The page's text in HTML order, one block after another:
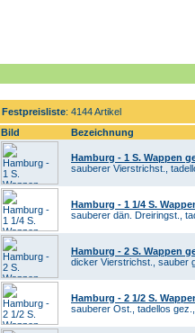
Festpreisliste: 4144 Artikel
Bild
Bezeichnung
Hamburg - 1 S. Wappen
sauberer Vierstrichst.,
Hamburg - 1 1/4 S.
sauberer dän. Dreiringst.,
Hamburg - 2 S. Wappen
dicker Vierstrichst., sauber
Hamburg - 2 1/2 S.
sauberer Ost., tadellos